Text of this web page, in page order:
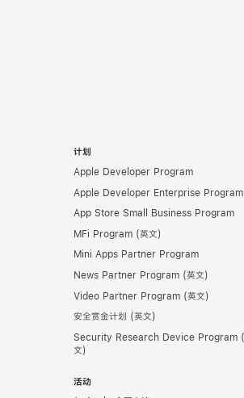
计划
Apple Developer Program
Apple Developer Enterprise Program
App Store Small Business Program
MFi Program
Mini Apps Partner Program
News Partner Program
Video Partner Program
安全赏金计划
Security Research Device Program
活动